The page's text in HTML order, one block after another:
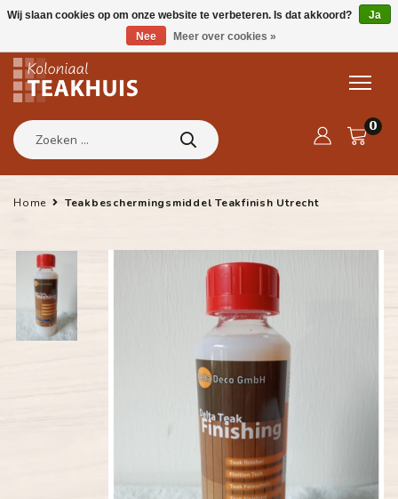
0
Home Teakbeschermingsmiddel Teakfinish Utrecht
Wij slaan cookies op om onze website te verbeteren. Is dat akkoord?
Ja
Nee
Meer over cookies »